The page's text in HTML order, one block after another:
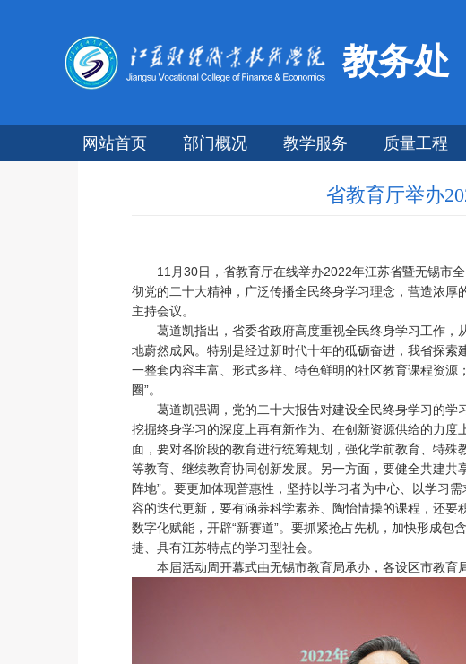
教务处
网站首页 部门概况 教学服务 质量工程
省教育厅举办
11月30日，省教育厅在线举办2022年江苏省暨无锡市
彻党的二十大精神，广泛传播全民终身学习理念，营造浓
主持会议。
葛道凯指出，省委省政府高度重视全民终身学习工作，
地蔚然成风。特别是经过新时代十年的砥砺奋进，我省探
一整套内容丰富、形式多样、特色鲜明的社区教育课程资
圈”。
葛道凯强调，党的二十大报告对建设全民终身学习的
挖掘终身学习的深度上再有新作为、在创新资源供给的力
面，要对各阶段的教育进行统筹规划，强化学前教育、特
等教育、继续教育协同创新发展。另一方面，要健全共建
阵地”。要更加体现普惠性，坚持以学习者为中心、以学习
容的迭代更新，要有涵养科学素养、陶怡情操的课程，还
数字化赋能，开辟“新赛道”。要抓紧抢占先机，加快形成
捷、具有江苏特点的学习型社会。
本届活动周开幕式由无锡市教育局承办，各设区市教育